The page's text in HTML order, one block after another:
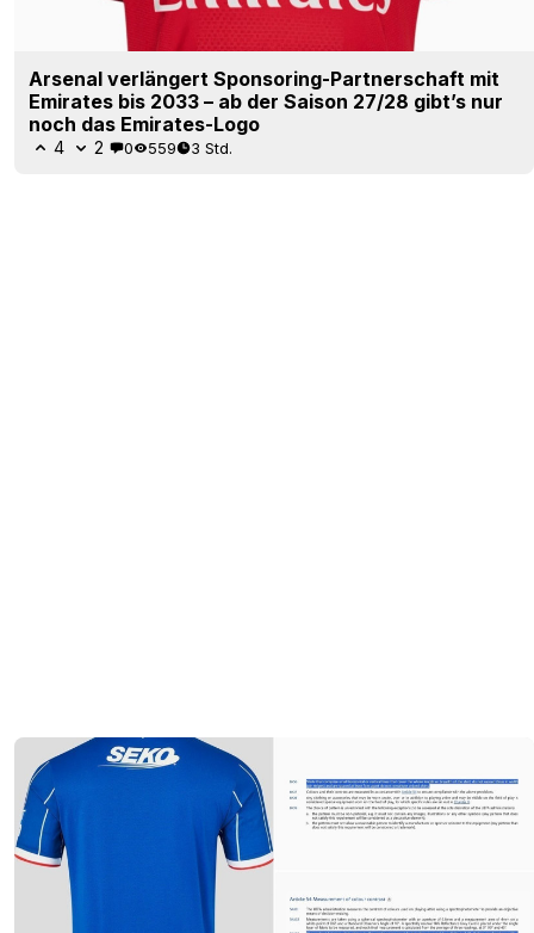
Arsenal verlängert Sponsoring-Partnerschaft mit
Emirates bis 2033 – ab der Saison 27/28 gibt’s nur
noch das Emirates-Logo
4 2 0 559 3 Std.